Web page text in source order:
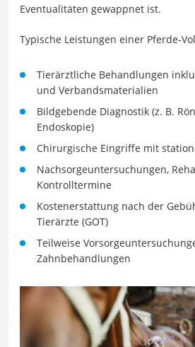
Eventualitäten gewappnet ist.
Typische Leistungen einer Pferde-
Tierärztliche Behandlungen
und Verbandsmaterialien
Bildgebende Diagnostik (z. B.
Endoskopie)
Chirurgische Eingriffe mit
Nachsorgeuntersuchungen,
Kontrolltermine
Kostenerstattung nach der
Tierärzte (GOT)
Teilweise
Zahnbehandlungen